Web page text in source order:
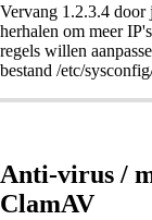
Vervang 1.2.3.4 door
herhalen om meer
regels willen
bestand /etc/
Anti-virus /
ClamAV